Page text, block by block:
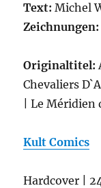
Text:Michel
Originaltitel:
Chevaliers
| Le Méridien
Kult Comics
Hardcover |